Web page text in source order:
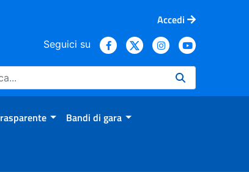
Accedi
Seguici su
Bandi di gara